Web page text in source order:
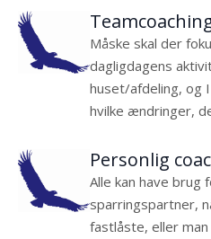
Måske skal der
dagligdagens
huset/afdeling, og
hvilke ændringer,
Personlig
Alle kan have brug
sparringspartner,
fastlåste, eller